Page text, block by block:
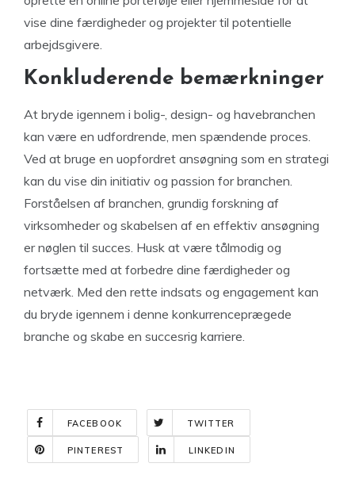
vise dine færdigheder og projekter til potentielle
arbejdsgivere.
Konkluderende bemærkninger
At bryde igennem i bolig-, design- og havebranchen
kan være en udfordrende, men spændende proces.
Ved at bruge en uopfordret ansøgning som en strategi
kan du vise din initiativ og passion for branchen.
Forståelsen af branchen, grundig forskning af
virksomheder og skabelsen af en effektiv ansøgning
er nøglen til succes. Husk at være tålmodig og
fortsætte med at forbedre dine færdigheder og
netværk. Med den rette indsats og engagement kan
du bryde igennem i denne konkurrenceprægede
branche og skabe en succesrig karriere.
FACEBOOK TWITTER
PINTEREST LINKEDIN